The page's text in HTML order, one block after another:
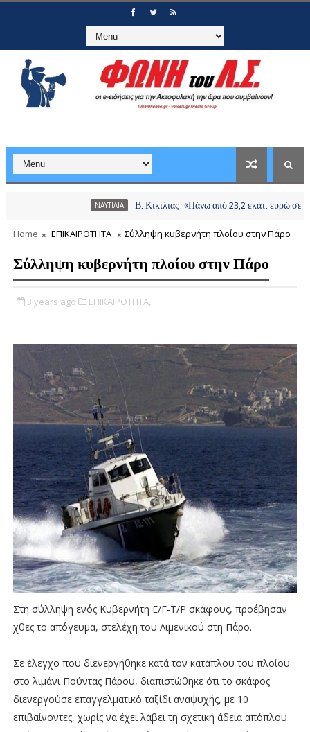
Β. Κικίλιας: «Πάνω από 23,2 εκατ. ευρώ σε
Home ΕΠΙΚΑΙΡΟΤΗΤΑ Σύλληψη κυβερνήτη πλοίου στην Πάρο
Σύλληψη κυβερνήτη πλοίου στην Πάρο
3 years ago ΕΠΙΚΑΙΡΟΤΗΤΑ,
Στη σύλληψη ενός Κυβερνήτη Ε/Γ-Τ/Ρ σκάφους, προέβησαν
χθες το απόγευμα, στελέχη του Λιμενικού στη Πάρο.
Σε έλεγχο που διενεργήθηκε κατά τον κατάπλου του πλοίου
στο λιμάνι Πούντας Πάρου, διαπιστώθηκε ότι το σκάφος
διενεργούσε επαγγελματικό ταξίδι αναψυχής, με 10
επιβαίνοντες, χωρίς να έχει λάβει τη σχετική άδεια απόπλου